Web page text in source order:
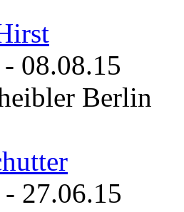
- 08.08.15
Berlin
- 27.06.15